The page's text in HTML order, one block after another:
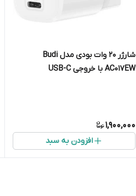
شارژر 20 وات بودی مدل Budi
AC017EW با خروجی USB-C
1,900,000
افزودن به سبد